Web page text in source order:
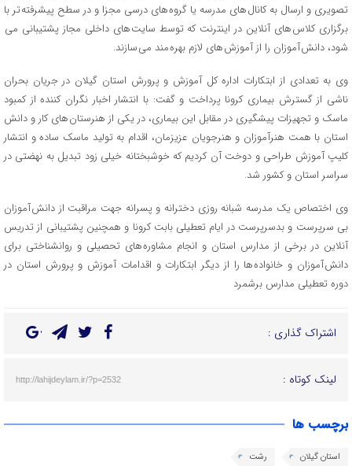
تصویری و ارسال به کانال های مدرسه یا گروه های درسی مجزا و در سطح پیشرفته تر با
برگزاری کلاس های آنلاین در اینترنت که توسط سایت های داخلی مجاز پشتیبانی می
شود، دانش آموزان را از آموزش های لازم بهره مند می سازند.
وی به تعدادی از ابتکارات اداره کل آموزش و پرورش استان گیلان در جریان بحران
ناشی از گسترش بیماری کرونا پرداخت و گفت: با انتشار اخبار نگران کننده از کمبود
ماسک و تجهیزات پیشگیری در مقابل این بیماری، در یکی از هنرستان های کار و دانش
استان با همت هنرآموزان و هنرجویان عزیزمان، اقدام به تولید ماسک ساده و انتشار
کلیپ آموزش طراحی و دوخت آن کردیم که خوشبختانه خیلی زود تبدیل به نهضتی در
سراسر استان و کشور شد.
وی اختصاص یک مدرسه شبانه روزی دخترانه و پسرانه جهت مراقبت از دانش آموزان
بی سرپرست و بدسرپرست در ایام تعطیلی بابت کرونا و همچنین پشتیبانی از تدریس
آنلاین در برخی از مدارس استان و انجام مشاوره های تحصیلی و روانشناختی برای
دانش آموزان و خانواده ها را از دیگر ابتکارات و اقدامات آموزش و پرورش استان در
دوره تعطیلی مدارس برشمرد
اشتراک گذاری :
لینک کوتاه : http://lahijdeylam.ir/?p=2532
برچسب ها
استان گیلان رشت